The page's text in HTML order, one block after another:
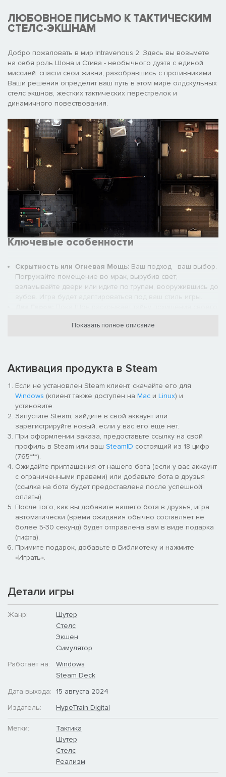
ЛЮБОВНОЕ ПИСЬМО К ТАКТИЧЕСКИМ
СТЕЛС-ЭКШНАМ
Добро пожаловать в мир Intravenous 2. Здесь вы возьмете
на себя роль Шона и Стива - необычного дуэта с единой
миссией: спасти свои жизни, разобравшись с противниками.
Ваши решения определят ваш путь в этом мире олдскульных
стелс экшнов, жестких тактических перестрелок и
динамичного повествования.
Ключевые особенности
Скрытность или Огневая Мощь: Ваш подход - ваш выбор.
Погружайте помещение во мрак, вырубив свет;
взламывайте двери или идите по трупам, вооружившись до
зубов. Игра будет адаптироваться под ваш стиль игры.
временем их судьбы переплетаются в захватывающем
стрельбы.
ему замедлять время, получая преимущество в
напряженных ситуациях.
Обширный Арсенал:
гаджетов и различных видов экипировки для креативного
прохождения уровней.
Модификация Оружия:Персонализируйте каждое
огнестрельное оружие с помощью глушителей, лазерных
прицелов и многого другого, адаптируя свой арсенал под
конкретную задачу.
Продвинутые Противники: Вступайте в интенсивные бои с
врагами, которые реагируют на каждое ваше действие:
ищут укрытие, используют тактику и призывают
подкрепление.
Несколько Финалов:От вашего выбора зависит финал
всей истории.
Показать полное описание
Активация продукта в Steam
Если не установлен Steam клиент, скачайте его для
Windows (клиент также доступен на Mac и Linux) и
установите.
Запустите Steam, зайдите в свой аккаунт или
зарегистрируйте новый, если у вас его еще нет.
При оформлении заказа, предоставьте ссылку на свой
профиль в Steam или ваш SteamID состоящий из 18 цифр
(765***).
Ожидайте приглашения от нашего бота (если у вас аккаунт
с ограниченными правами) или добавьте бота в друзья
(ссылка на бота будет предоставлена после успешной
оплаты).
После того, как вы добавите нашего бота в друзья, игра
автоматически (время ожидания обычно составляет не
более 5-30 секунд) будет отправлена вам в виде подарка
(гифта).
Примите подарок, добавьте в Библиотеку и нажмите
«Играть».
Детали игры
Жанр:
Шутер
Стелс
Экшен
Симулятор
Работает на:
Windows
Steam Deck
Дата выхода:
15 августа 2024
Издатель:
HypeTrain Digital
Метки:
Тактика
Шутер
Стелс
Реализм